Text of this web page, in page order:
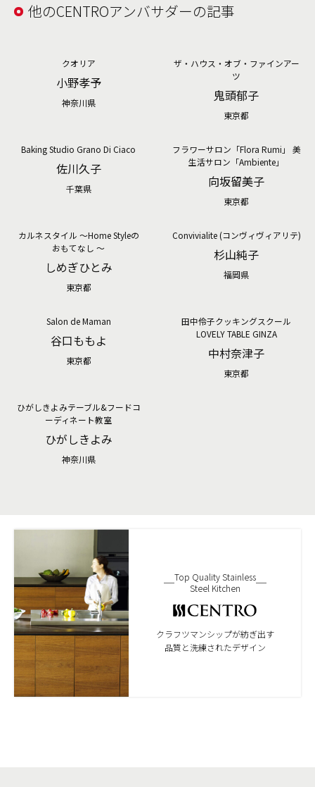
他のCENTROアンバサダーの記事
クオリア
小野孝予
神奈川県
ザ・ハウス・オブ・ファインアー
ツ
鬼頭郁子
東京都
Baking Studio Grano Di Ciaco
佐川久子
千葉県
フラワーサロン「Flora Rumi」 美
生活サロン「Ambiente」
向坂留美子
東京都
カルネスタイル ～Home Styleの
おもてなし ～
しめぎひとみ
東京都
Convivialite (コンヴィヴィアリテ)
杉山純子
福岡県
Salon de Maman
谷口ももよ
東京都
田中伶子クッキングスクール
LOVELY TABLE GINZA
中村奈津子
東京都
ひがしきよみテーブル&フードコ
ーディネート教室
ひがしきよみ
神奈川県
Top Quality Stainless
Steel Kitchen
クラフツマンシップが紡ぎ出す
品質と洗練されたデザイン